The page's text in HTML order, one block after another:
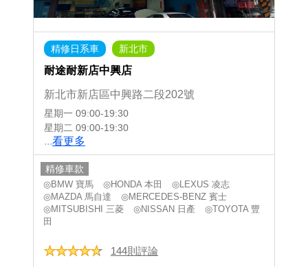
精修日系車 新北市
耐途耐新店中興店
新北市新店區中興路二段202號
星期一 09:00-19:30
星期二 09:00-19:30
...看更多
精修車款
◎BMW 寶馬 ◎HONDA 本田
◎LEXUS 凌志
◎MAZDA 馬自達
◎MERCEDES-BENZ 賓士
◎MITSUBISHI 三菱
◎NISSAN 日產
◎TOYOTA 豐
田
144則評論